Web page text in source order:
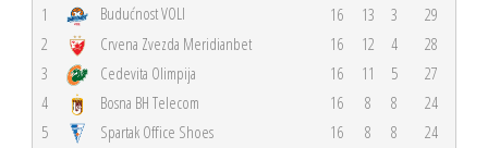
1 Budućnost VOLI 16 13 3
29
2
Crvena Zvezda Meridianbet 16 12 4
28
3
Cedevita Olimpija 16 11 5
27
4
Bosna BH Telecom 16 8 8
24
5
Spartak Office Shoes 16 8 8
24